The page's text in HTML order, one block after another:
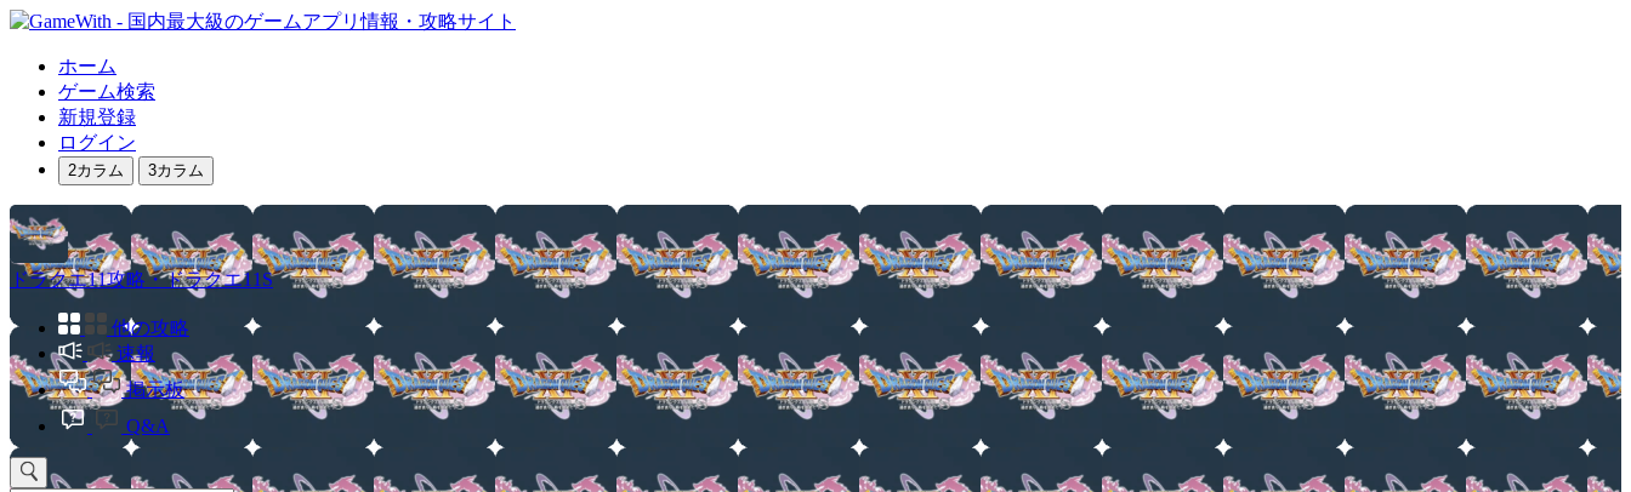
ホーム
ゲーム検索
新規登録
ログイン
2カラム 3カラム
ドラクエ11攻略・ドラクエ11S
他の攻略
速報
掲示板
Q&A